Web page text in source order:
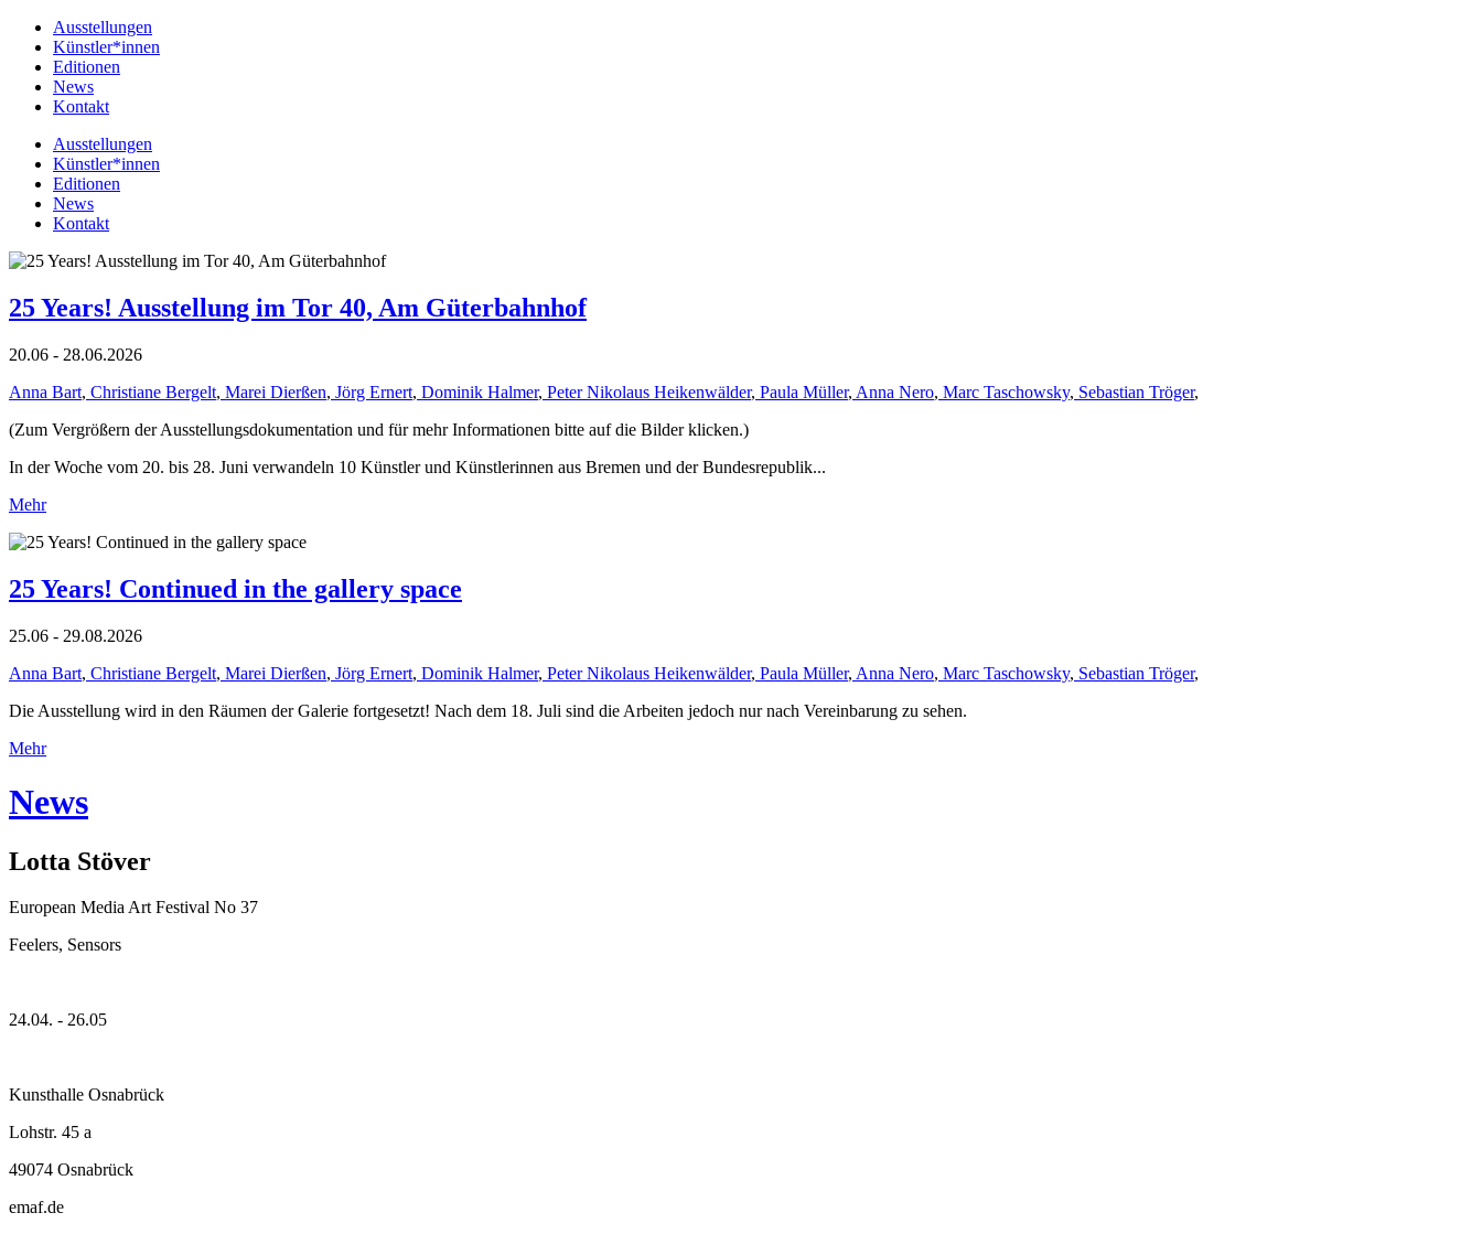
Ausstellungen
Künstler*innen
Editionen
News
Kontakt
Ausstellungen
Künstler*innen
Editionen
News
Kontakt
25 Years! Ausstellung im Tor 40, Am Güterbahnhof
20.06 - 28.06.2026
Anna Bart, Christiane Bergelt, Marei Dierßen, Jörg Ernert, Dominik Halmer, Peter Nikolaus Heikenwälder, Paula Müller, Anna Nero, Marc Taschowsky, Sebastian Tröger,
(Zum Vergrößern der Ausstellungsdokumentation und für mehr Informationen bitte auf die Bilder klicken.)
In der Woche vom 20. bis 28. Juni verwandeln 10 Künstler und Künstlerinnen aus Bremen und der Bundesrepublik...
Mehr
25 Years! Continued in the gallery space
25.06 - 29.08.2026
Anna Bart, Christiane Bergelt, Marei Dierßen, Jörg Ernert, Dominik Halmer, Peter Nikolaus Heikenwälder, Paula Müller, Anna Nero, Marc Taschowsky, Sebastian Tröger,
Die Ausstellung wird in den Räumen der Galerie fortgesetzt! Nach dem 18. Juli sind die Arbeiten jedoch nur nach Vereinbarung zu sehen.
Mehr
News
Lotta Stöver
European Media Art Festival No 37
Feelers, Sensors
24.04. - 26.05
Kunsthalle Osnabrück
Lohstr. 45 a
49074 Osnabrück
emaf.de